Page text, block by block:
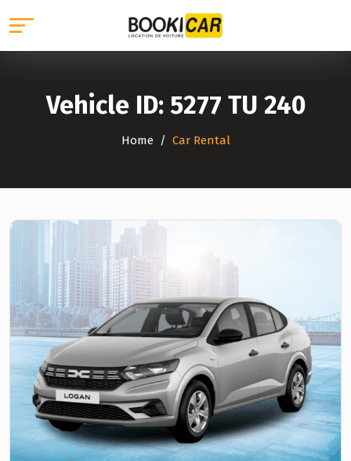
Vehicle ID: 5277 TU 240
Home Car Rental